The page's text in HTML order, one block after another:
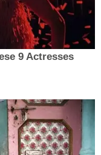
9 Actresses